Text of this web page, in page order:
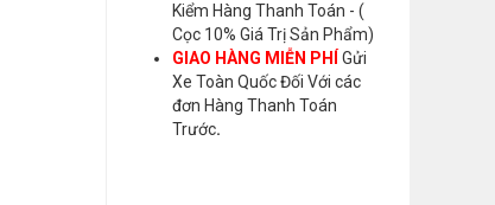
Kiểm Hàng Thanh Toán - (
Cọc 10% Giá Trị Sản Phẩm)
GIAO HÀNG MIỄN PHÍ
Gửi
Xe Toàn Quốc Đối Với các
đơn Hàng Thanh Toán
Trước.